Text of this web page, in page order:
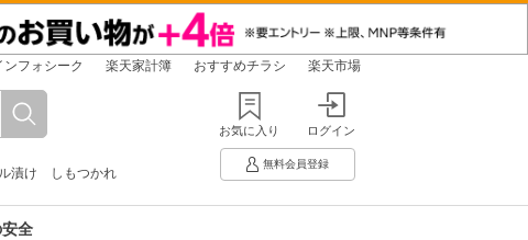
ンフォシーク 楽天家計簿 おすすめチラシ 楽天市場
漬け しもつかれ
お気に入り ログイン
無料会員登録
全